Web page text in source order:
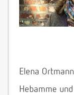
Elena
Hebamme